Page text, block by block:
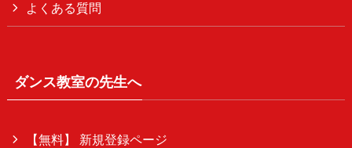
よくある質問
ダンス教室の先生へ
【無料】 新規登録ページ